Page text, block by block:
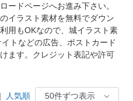
ードページへお進み下さい。
イラスト素材を無料でダウン
用もOKなので、城イラスト素
トなどの広告、ポストカード
ます。クレジット表記や許可
| 人気順